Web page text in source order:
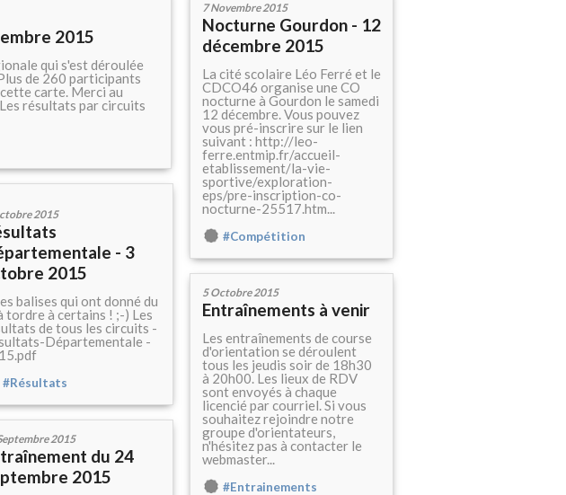
2015
qui s'est déroulée
de 260 participants
carte. Merci au
résultats par circuits
7 Novembre 2015
Nocturne Gourdon - 12
décembre 2015
La cité scolaire Léo Ferré et le
CDCO46 organise une CO
nocturne à Gourdon le samedi
12 décembre. Vous pouvez
vous pré-inscrire sur le lien
suivant : http://leo-
ferre.entmip.fr/accueil-
etablissement/la-vie-
sportive/exploration-
eps/pre-inscription-co-
nocturne-25517.htm...
#Compétition
2015
- 3
2015
balises qui ont donné du
tordre à certains ! ;-) Les
de tous les circuits -
Départementale -
#Résultats
5 Octobre 2015
Entraînements à venir
Les entraînements de course
d'orientation se déroulent
tous les jeudis soir de 18h30
à 20h00. Les lieux de RDV
sont envoyés à chaque
licencié par courriel. Si vous
souhaitez rejoindre notre
groupe d'orientateurs,
n'hésitez pas à contacter le
webmaster...
#Entrainements
2015
du 24
2015